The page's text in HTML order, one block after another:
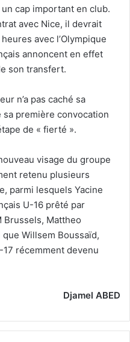
cap important en club.
avec Nice, il devrait
avec l’Olympique
annoncent en effet
son transfert.
n’a pas caché sa
sa première convocation
de « fierté ».
visage du groupe
retenu plusieurs
parmi lesquels Yacine
U-16 prêté par
Brussels, Mattheo
Willsem Boussaïd,
récemment devenu
Djamel ABED